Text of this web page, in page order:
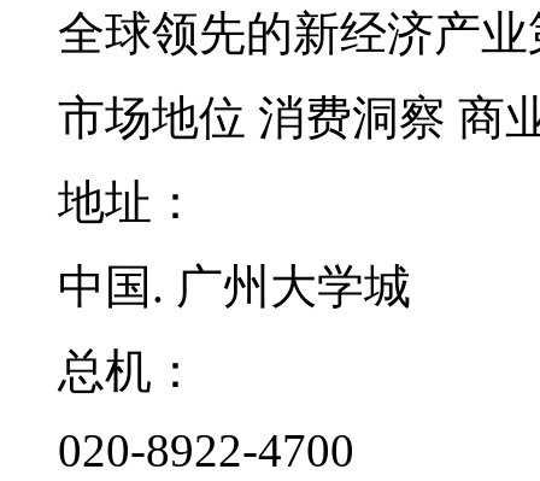
全球领先的新经济产
市场地位 消费洞察 商
地址：
中国. 广州大学城
总机：
020-8922-4700